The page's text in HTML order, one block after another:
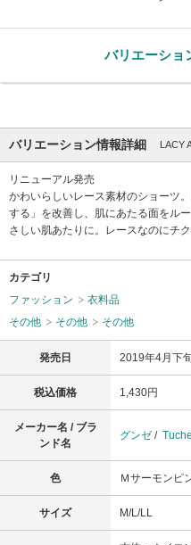
バリエーショ
バリエーション情報詳細 LACY
リニューアル発売
かわいらしいレース素材のショーツ
する」を改善し、肌にあたる面をル
さしい肌あたりに。レースなのにチ
カテゴリ
ファッション
衣料品
その他
その他 その他
発売日 2019年4月下
税込価格 1,430円
メーカー名 / ブラ
ンド名
グンゼ / Tuche
色 Ｍサーモンピ
サイズ M/L/LL